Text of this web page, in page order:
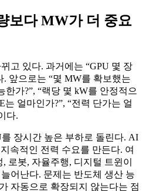
보다 MW가 더 중요
고 있다. 과거에는 “GPU 몇 장
. 앞으로는 “몇 MW를 확보했는
한가?”, “랙당 몇 kW를 안정적으
는 얼마인가?”, “전력 단가는 얼
다.
장시간 높은 부하로 돌린다. AI
속적인 전력 수요를 만든다. 여
로봇, 자율주행, 디지털 트윈이
어난다. 문제는 반도체 생산 능
자동으로 확장되지 않는다는 점